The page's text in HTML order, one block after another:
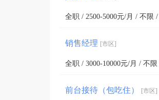
全职 / 2500-5000元/月 / 不限
销售经理 [市区]
全职 / 3000-10000元/月 / 不
前台接待（包吃住） [市区]